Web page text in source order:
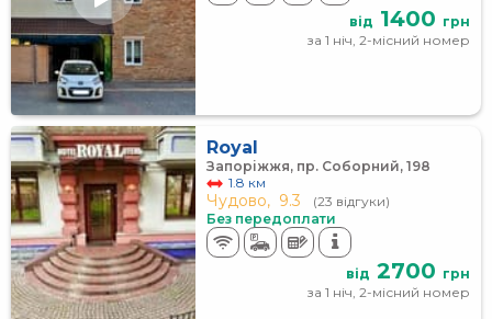
від 1400 грн
за 1 ніч, 2-місний номер
Royal
Запоріжжя, пр. Соборний, 198
1.8 км
Чудово, 9.3
(23 відгуки)
Без передоплати
від 2700 грн
за 1 ніч, 2-місний номер